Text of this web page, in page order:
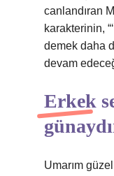
canlandıran
karakterinin,
demek daha
devam
Erkek
Umarım